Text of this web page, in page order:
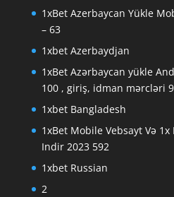
1xBet Azerbaycan Yükle
– 63
1xbet Azerbaydjan
1xBet Azərbaycan yükle
100 , giriş, idman mərcləri
1xbet Bangladesh
1xBet Mobile Vebsayt Və
Indir 2023 592
1xbet Russian
2